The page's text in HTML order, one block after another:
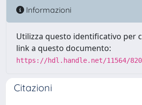
Informazioni
Utilizza questo identificativo per
link a questo documento:
https://hdl.handle.net/11564/
Citazioni